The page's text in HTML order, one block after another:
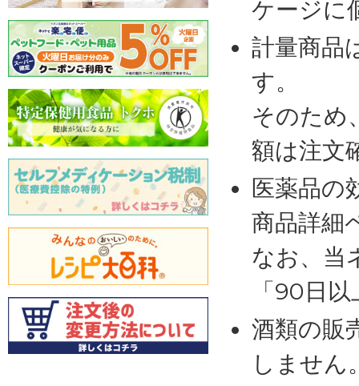
ケージに
計量商品
す。
そのため
額は注文
医薬品の
商品詳細
なお、当
「90日
酒類の販
しません